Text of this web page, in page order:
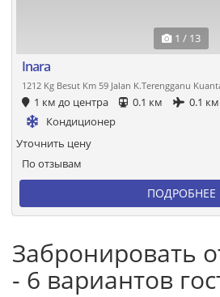
1 / 13
Inara
1212 Kg Besut Km 59 Jalan K.Terengganu
1 км до центра 0.1 км
0.1 км
Кондиционер
По отзывам
Уточнить цену
ПОДРОБНЕЕ
Забронировать
- 6 вариантов